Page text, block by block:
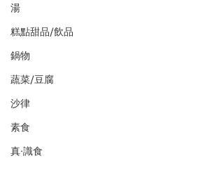
湯
糕點甜品/飲品
鍋物
蔬菜/豆腐
沙律
素食
真·識食